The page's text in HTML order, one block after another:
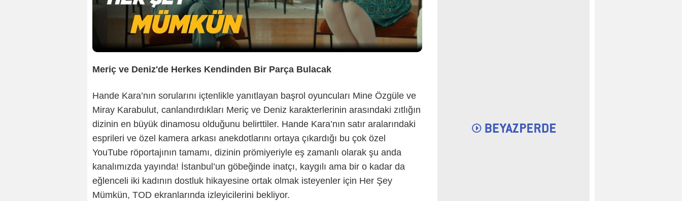
Meriç ve Deniz'de Herkes Kendinden Bir Parça Bulacak
Hande Kara’nın sorularını içtenlikle yanıtlayan başrol oyuncuları Mine Özgüle ve
Miray Karabulut, canlandırdıkları Meriç ve Deniz karakterlerinin arasındaki zıtlığın
dizinin en büyük dinamosu olduğunu belirttiler. Hande Kara’nın satır aralarındaki
esprileri ve özel kamera arkası anekdotlarını ortaya çıkardığı bu çok özel
YouTube röportajının tamamı, dizinin prömiyeriyle eş zamanlı olarak şu anda
kanalımızda yayında! İstanbul’un göbeğinde inatçı, kaygılı ama bir o kadar da
eğlenceli iki kadının dostluk hikayesine ortak olmak isteyenler için Her Şey
Mümkün, TOD ekranlarında izleyicilerini bekliyor.